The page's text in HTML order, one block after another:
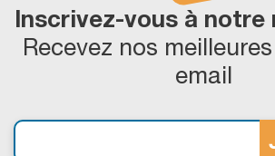
Inscrivez-vous à
Recevez nos
email